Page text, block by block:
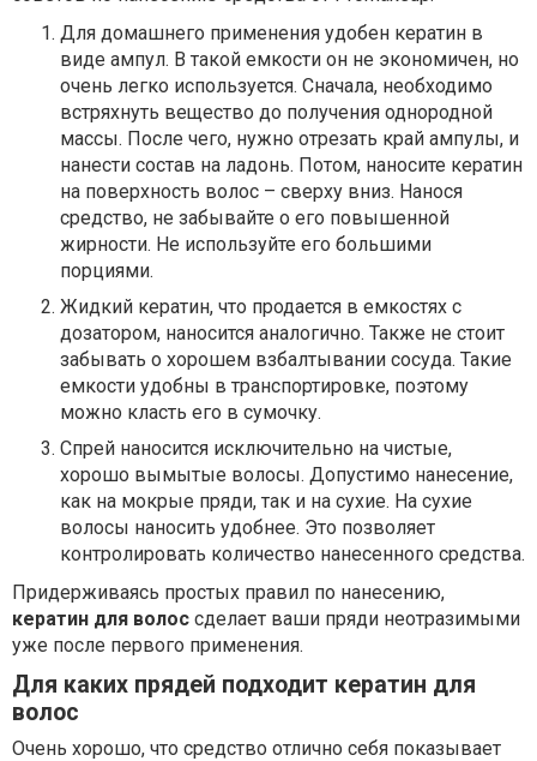
Для домашнего применения удобен кератин в
виде ампул. В такой емкости он не экономичен, но
очень легко используется. Сначала, необходимо
встряхнуть вещество до получения однородной
массы. После чего, нужно отрезать край ампулы, и
нанести состав на ладонь. Потом, наносите кератин
на поверхность волос – сверху вниз. Нанося
средство, не забывайте о его повышенной
жирности. Не используйте его большими
порциями.
Жидкий кератин, что продается в емкостях с
дозатором, наносится аналогично. Также не стоит
забывать о хорошем взбалтывании сосуда. Такие
емкости удобны в транспортировке, поэтому
можно класть его в сумочку.
Спрей наносится исключительно на чистые,
хорошо вымытые волосы. Допустимо нанесение,
как на мокрые пряди, так и на сухие. На сухие
волосы наносить удобнее. Это позволяет
контролировать количество нанесенного средства.
Придерживаясь простых правил по нанесению,
кератин для волос сделает ваши пряди неотразимыми
уже после первого применения.
Для каких прядей подходит кератин для
волос
Очень хорошо, что средство отлично себя показывает